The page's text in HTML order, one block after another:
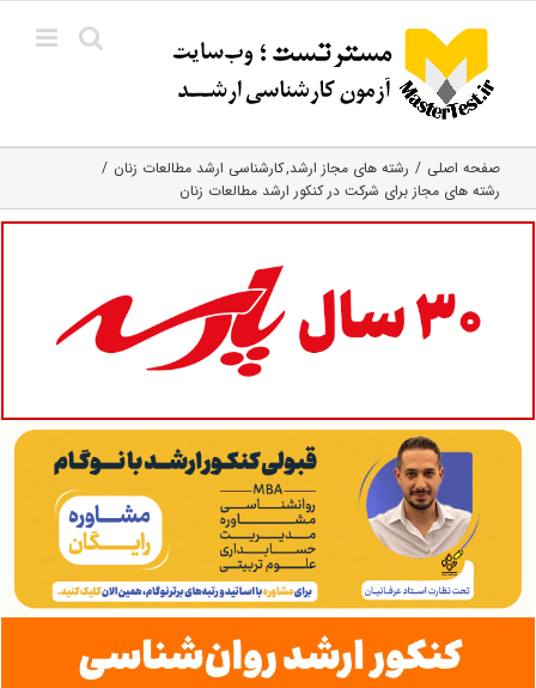
content
صفحه اصلی رشته های مجاز ارشد کارشناسی ارشد مطالعات زنان
رشته های مجاز برای شرکت در کنکور ارشد مطالعات زنان